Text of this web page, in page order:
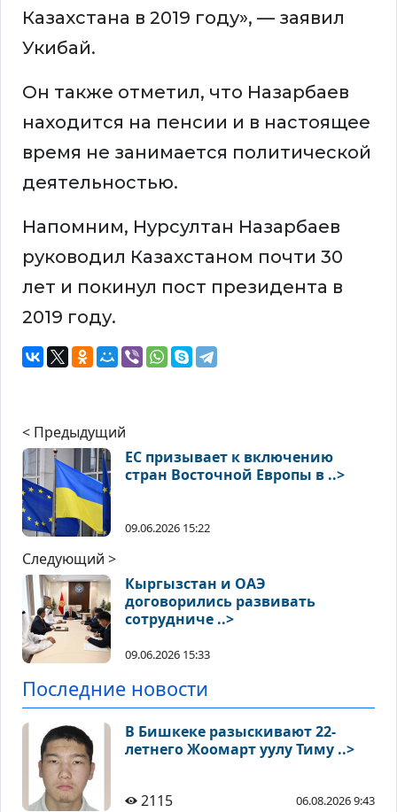
Казахстана в 2019 году», — заявил
Укибай.
Он также отметил, что Назарбаев
находится на пенсии и в настоящее
время не занимается политической
деятельностью.
Напомним, Нурсултан Назарбаев
руководил Казахстаном почти 30
лет и покинул пост президента в
2019 году.
< Предыдущий
ЕС призывает к включению
стран Восточной Европы в ..>
09.06.2026 15:22
Следующий >
Кыргызстан и ОАЭ
договорились развивать
сотрудниче ..>
09.06.2026 15:33
Последние новости
В Бишкеке разыскивают 22-
летнего Жоомарт уулу Тиму ..>
2115 06.08.2026 9:43